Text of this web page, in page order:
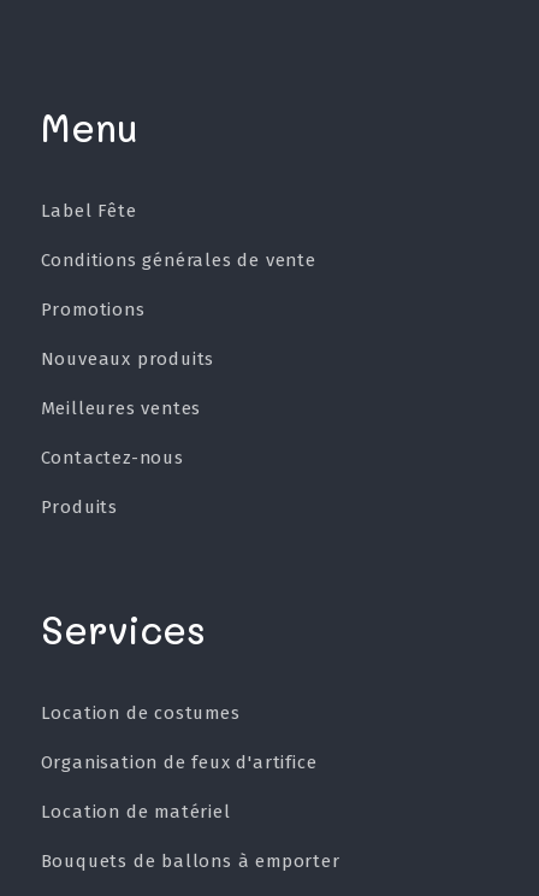
Menu
Label Fête
Conditions générales de vente
Promotions
Nouveaux produits
Meilleures ventes
Contactez-nous
Produits
Services
Location de costumes
Organisation de feux d'artifice
Location de matériel
Bouquets de ballons à emporter